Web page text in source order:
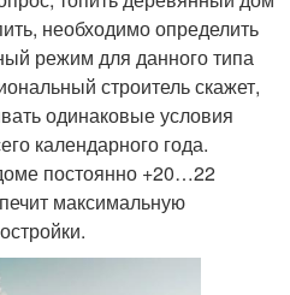
необходимо определить
режим для данного типа
строитель скажет,
одинаковые условия
календарного года.
постоянно +20…22
максимальную